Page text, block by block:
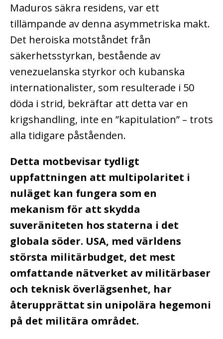
Maduros säkra residens, var ett
tillämpande av denna asymmetriska makt.
Det heroiska motståndet från
säkerhetsstyrkan, bestående av
venezuelanska styrkor och kubanska
internationalister, som resulterade i 50
döda i strid, bekräftar att detta var en
krigshandling, inte en ”kapitulation” – trots
alla tidigare påståenden.
Detta motbevisar tydligt
uppfattningen att multipolaritet i
nuläget kan fungera som en
mekanism för att skydda
suveräniteten hos staterna i det
globala söder. USA, med världens
största militärbudget, det mest
omfattande nätverket av militärbaser
och teknisk överlägsenhet, har
återupprättat sin unipolära hegemoni
på det militära området.